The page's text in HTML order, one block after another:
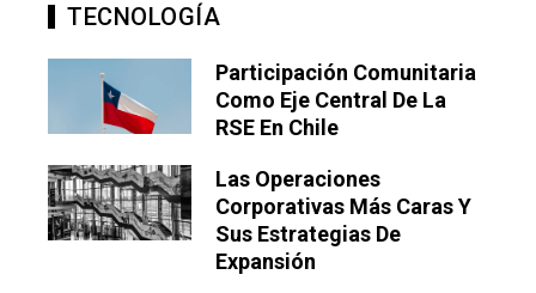
TECNOLOGÍA
Participación Comunitaria
Como Eje Central De La
RSE En Chile
Las Operaciones
Corporativas Más Caras Y
Sus Estrategias De
Expansión